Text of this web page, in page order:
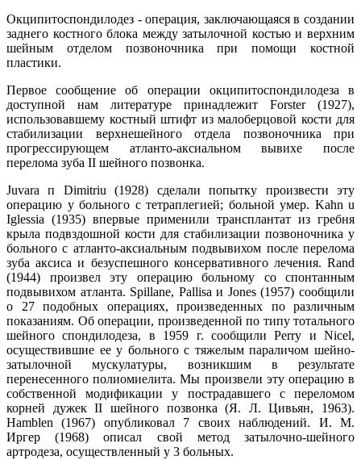
Окципитоспондилодез - операция, заключающаяся в создании
заднего костного блока между затылочной костью и верхним
шейным отделом позвоночника при помощи костной
пластики.
Первое сообщение об операции окципитоспондилодеза в
доступной нам литературе принадлежит Forster (1927),
использовавшему костный штифт из малоберцовой кости для
стабилизации верхнешейного отдела позвоночника при
прогрессирующем атланто-аксиальном вывихе после
перелома зуба II шейного позвонка.
Juvara п Dimitriu (1928) сделали попытку произвести эту
операцию у больного с тетраплегией; больной умер. Kahn u
Iglessia (1935) впервые применили трансплантат из гребня
крыла подвздошной кости для стабилизации позвоночника у
больного с атланто-аксиальным подвывихом после перелома
зуба аксиса и безуспешного консервативного лечения. Rand
(1944) произвел эту операцию больному со спонтанным
подвывихом атланта. Spillane, Pallisa и Jones (1957) сообщили
о 27 подобных операциях, произведенных по различным
показаниям. Об операции, произведенной по типу тотального
шейного спондилодеза, в 1959 г. сообщили Perry и Nicel,
осуществившие ее у больного с тяжелым параличом шейно-
затылочной мускулатуры, возникшим в результате
перенесенного полиомиелита. Мы произвели эту операцию в
собственной модификации у пострадавшего с переломом
корней дужек II шейного позвонка (Я. Л. Цивьян, 1963).
Hamblen (1967) опубликовал 7 своих наблюдений. И. М.
Иргер (1968) описал свой метод затылочно-шейного
артродеза, осуществленный у 3 больных.